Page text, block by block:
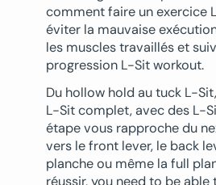
comment faire un exercice
éviter la mauvaise
les muscles travaillés et
progression L-Sit workout.
Du hollow hold au tuck L-
L-Sit complet, avec des L-
étape vous rapproche du
vers le front lever, le back
planche ou même la full
réussir, you need to be